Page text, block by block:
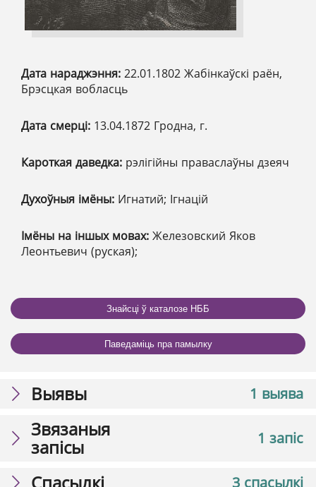
Дата нараджэння: 22.01.1802 Жабінкаўскі раён,
Брэсцкая вобласць
Дата смерці: 13.04.1872 Гродна, г.
Кароткая даведка: рэлігійны праваслаўны дзеяч
Духоўныя імёны: Игнатий; Ігнацій
Імёны на іншых мовах: Железовский Яков
Леонтьевич (руская);
Знайсці ў каталозе НББ
Паведаміць пра памылку
1 выява
Выявы
1 запіс
Звязаныя
запісы
3 спасылкі